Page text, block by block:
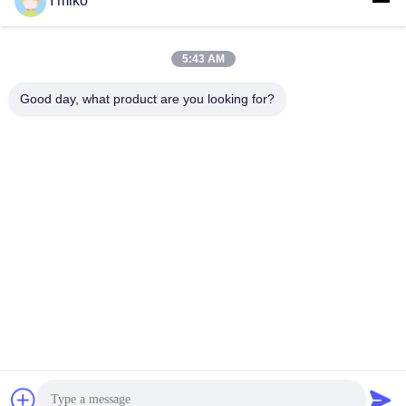
पता
आपूर्तिकर्ता. कॉपीराइट © 2021-2026 Chengdu Santon Cemented
5:43 AM
Good day, what product are you looking for?